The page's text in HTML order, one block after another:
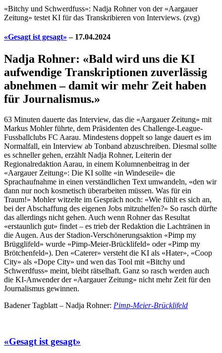
«Bitchy und Schwerdfuss»: Nadja Rohner von der «Aargauer
Zeitung» testet KI für das Transkribieren von Interviews. (zvg)
«Gesagt ist gesagt» – 17.04.2024
Nadja Rohner: «Bald wird uns die KI
aufwendige Transkriptionen zuverlässig
abnehmen – damit wir mehr Zeit haben
für Journalismus.»
63 Minuten dauerte das Interview, das die «Aargauer Zeitung» mit
Markus Mohler führte, dem Präsidenten des Challenge-League-
Fussballclubs FC Aarau. Mindestens doppelt so lange dauert es im
Normalfall, ein Interview ab Tonband abzuschreiben. Diesmal sollte
es schneller gehen, erzählt Nadja Rohner, Leiterin der
Regionalredaktion Aarau, in einem Kolumnenbeitrag in der
«Aargauer Zeitung»: Die KI sollte «in Windeseile» die
Sprachaufnahme in einen verständlichen Text umwandeln, «den wir
dann nur noch kosmetisch überarbeiten müssen. Was für ein
Traum!» Mohler witzelte im Gespräch noch: «Wie fühlt es sich an,
bei der Abschaffung des eigenen Jobs mitzuhelfen?» So rasch dürfte
das allerdings nicht gehen. Auch wenn Rohner das Resultat
«erstaunlich gut» findet – es trieb der Redaktion die Lachtränen in
die Augen. Aus der Stadion-Verschönerungsaktion «Pimp my
Brügglifeld» wurde «Pimp-Meier-Brücklifeld» oder «Pimp my
Brötchenfeld»). Den «Caterer» versteht die KI als «Hater», «Coop
City» als «Dope City» und wen das Tool mit «Bitchy und
Schwerdfuss» meint, bleibt rätselhaft. Ganz so rasch werden auch
die KI-Anwender der «Aargauer Zeitung» nicht mehr Zeit für den
Journalismus gewinnen.
Badener Tagblatt – Nadja Rohner: Pimp-Meier-Brücklifeld
«Gesagt ist gesagt»